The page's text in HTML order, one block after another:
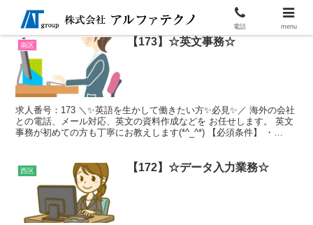
南区 【173】☆英文事務☆
求人番号：173 ＼✨英語を生かして働きたい方✨必見✨／ 海外の会社
との電話、メール対応、英文の資料作成などを お任せします。 英文
事務が初めての方も丁寧にお教えします(*^_^*) 【必須条件】 ・
西区 【172】☆データ入力業務☆
menu
電話